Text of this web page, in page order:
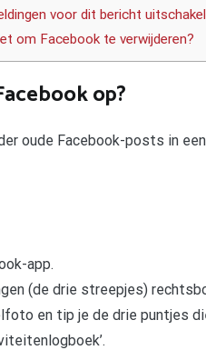
voor dit bericht
om Facebook te verwijderen?
op?
oude Facebook-posts in
app.
(de drie streepjes)
en tip je de drie puntjes